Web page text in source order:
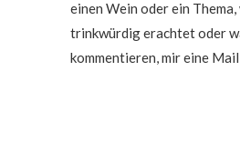
einen Wein oder ein
trinkwürdig erachtet oder
kommentieren, mir eine